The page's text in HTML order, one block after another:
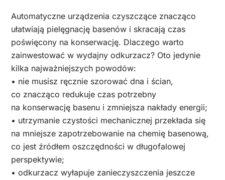
Automatyczne urządzenia czyszczące znacząco
ułatwiają pielęgnację basenów i skracają czas
poświęcony na konserwację. Dlaczego warto
zainwestować w wydajny odkurzacz? Oto jedynie
kilka najważniejszych powodów:
• nie musisz ręcznie szorować dna i ścian,
co znacząco redukuje czas potrzebny
na konserwację basenu i zmniejsza nakłady energii;
• utrzymanie czystości mechanicznej przekłada się
na mniejsze zapotrzebowanie na chemię basenową,
co jest źródłem oszczędności w długofalowej
perspektywie;
• odkurzacz wyłapuje zanieczyszczenia jeszcze